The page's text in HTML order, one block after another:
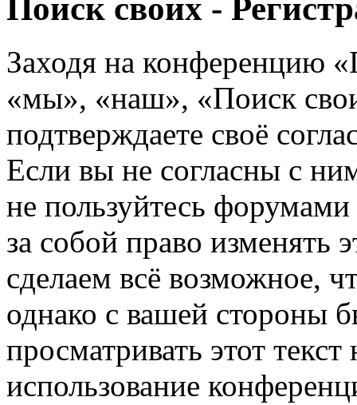
Поиск своих -
Заходя на конференцию
«мы», «наш», «Поиск
подтверждаете своё
Если вы не согласны с
не пользуйтесь
за собой право изменять
сделаем всё возможное,
однако с вашей стороны
просматривать этот
использование